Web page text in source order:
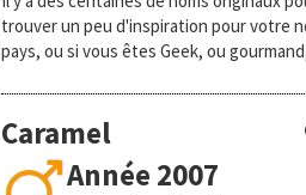
trouver un peu d'inspiration pour votre
pays, ou si vous êtes Geek, ou
Caramel
Année 2007